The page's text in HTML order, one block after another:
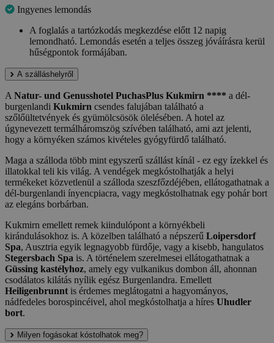
Ingyenes lemondás
A foglalás a tartózkodás megkezdése előtt 12 napig
lemondható. Lemondás esetén a teljes összeg jóváírásra kerül
hűségpontok formájában.
A szálláshelyről
A Natur- und Genusshotel PuchasPlus Kukmirn **** a dél-
burgenlandi Kukmirn csendes falujában található a
szőlőültetvények és gyümölcsösök ölelésében. A hotel az
úgynevezett termálháromszög szívében található, ami azt jelenti,
hogy a környéken számos kivételes gyógyfürdő található.
Maga a szálloda több mint egyszerű szállást kínál - ez egy ízekkel és
illatokkal teli kis világ. A vendégek megkóstolhatják a helyi
termékeket közvetlenül a szálloda szeszfőzdéjében, ellátogathatnak a
dél-burgenlandi ínyencpiacra, vagy megkóstolhatnak egy pohár bort
az elegáns borbárban.
Kukmirn emellett remek kiindulópont a környékbeli
kirándulásokhoz is. A közelben található a népszerű Loipersdorf
Spa, Ausztria egyik legnagyobb fürdője, vagy a kisebb, hangulatos
Stegersbach Spa is. A történelem szerelmesei ellátogathatnak a
Güssing kastélyhoz, amely egy vulkanikus dombon áll, ahonnan
csodálatos kilátás nyílik egész Burgenlandra. Emellett
Heiligenbrunnt is érdemes meglátogatni a hagyományos,
nádfedeles borospincéivel, ahol megkóstolhatja a híres Uhudler
bort.
Milyen fogásokat kóstolhatok meg?